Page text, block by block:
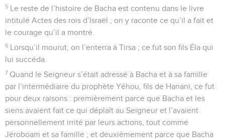
5 Le reste de l’histoire de Bacha est contenu dans le livre
intitulé Actes des rois d’Israël ; on y raconte ce qu’il a fait et
le courage qu’il a montré.
6 Lorsqu’il mourut, on l’enterra à Tirsa ; ce fut son fils Éla qui
lui succéda.
7 Quand le Seigneur s’était adressé à Bacha et à sa famille
par l’intermédiaire du prophète Yéhou, fils de Hanani, ce fut
pour deux raisons : premièrement parce que Bacha et les
siens avaient fait ce qui déplaît au Seigneur et l’avaient
personnellement irrité par leurs actions, tout comme
Jéroboam et sa famille ; et deuxièmement parce que Bacha